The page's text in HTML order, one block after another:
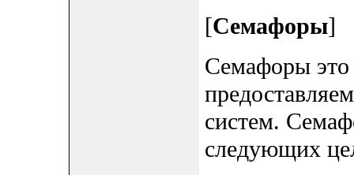
[Семафоры]
Семафоры это
систем.
следующих